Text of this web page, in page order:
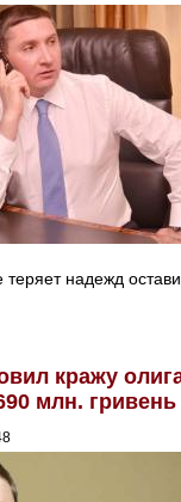
надежд
кражу
млн. гривень